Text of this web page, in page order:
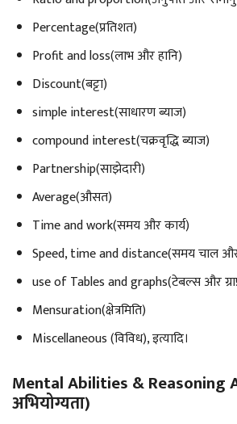
Percentage(प्रतिशत)
Profit and loss(लाभ और हानि)
Discount(बट्टा)
simple interest(साधारण ब्याज)
compound interest(चक्रवृद्धि ब्याज)
Partnership(साझेदारी)
Average(औसत)
Time and work(समय और कार्य)
Speed, time and distance(समय चाल
use of Tables and graphs(टेबल्स और
Mensuration(क्षेत्रमिति)
Miscellaneous (विविध), इत्यादि।
Mental Abilities & Reasoning
अभियोग्यता)